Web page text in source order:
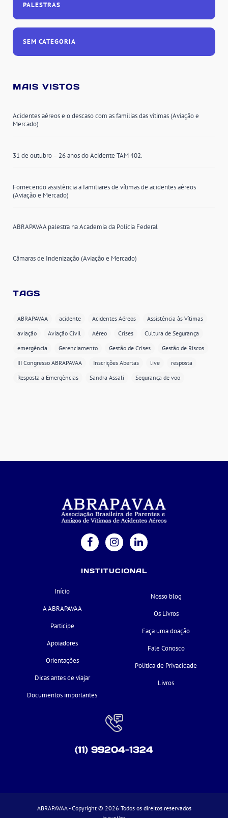
PALESTRAS
SEM CATEGORIA
MAIS VISTOS
Acidentes aéreos e o descaso com as famílias das vítimas (Aviação e
Mercado)
31 de outubro – 26 anos do Acidente TAM 402.
Fornecendo assistência a familiares de vítimas de acidentes aéreos
(Aviação e Mercado)
ABRAPAVAA palestra na Academia da Polícia Federal
Câmaras de Indenização (Aviação e Mercado)
TAGS
ABRAPAVAA acidente Acidentes Aéreos
Assistência às Vítimas
aviação
Aviação Civil Aéreo Crises
Cultura de Segurança
emergência
Gerenciamento Gestão de Crises
Gestão de Riscos
III Congresso ABRAPAVAA
Inscrições Abertas live
resposta
Resposta a Emergências
Sandra Assali Segurança de voo
INSTITUCIONAL
Início
A ABRAPAVAA
Participe
Apoiadores
Orientações
Dicas antes de viajar
Documentos importantes
Nosso blog
Os Livros
Faça uma doação
Fale Conosco
Política de Privacidade
Livros
(11) 99204-1324
ABRAPAVAA - Copyright © 2026 Todos os direitos reservados